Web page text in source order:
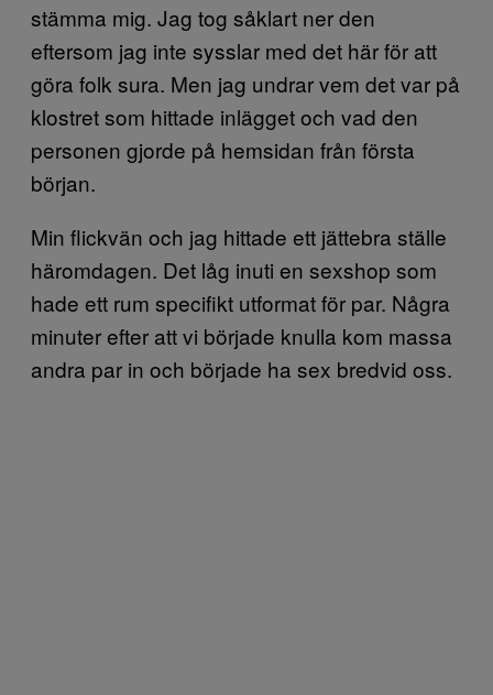
stämma mig. Jag tog såklart ner den
eftersom jag inte sysslar med det här för att
göra folk sura. Men jag undrar vem det var på
klostret som hittade inlägget och vad den
personen gjorde på hemsidan från första
början.
Min flickvän och jag hittade ett jättebra ställe
häromdagen. Det låg inuti en sexshop som
hade ett rum specifikt utformat för par. Några
minuter efter att vi började knulla kom massa
andra par in och började ha sex bredvid oss.